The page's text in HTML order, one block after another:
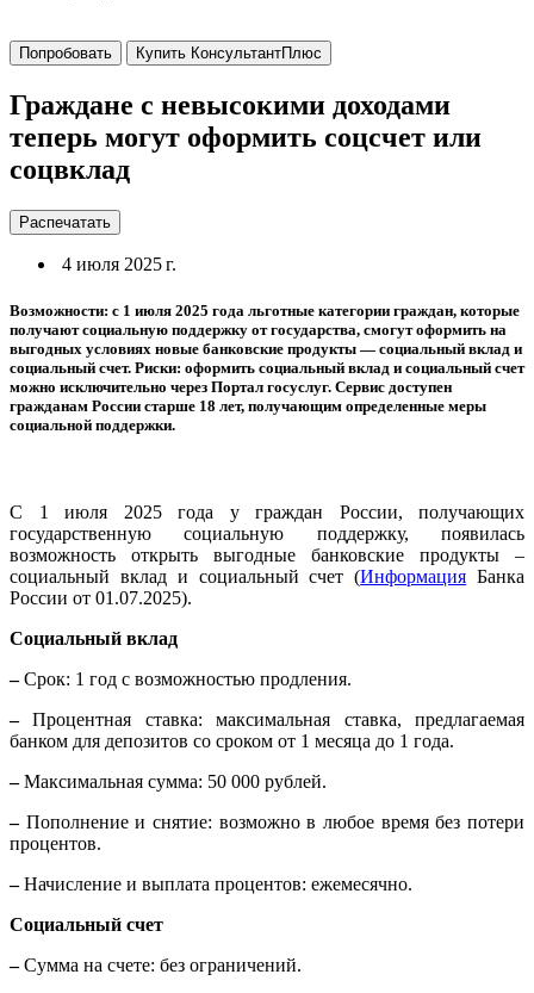
Попробовать Купить КонсультантПлюс
Граждане с невысокими доходами
теперь могут оформить соцсчет или
соцвклад
Распечатать
4 июля 2025 г.
Возможности: с 1 июля 2025 года льготные категории граждан, которые
получают социальную поддержку от государства, смогут оформить на
выгодных условиях новые банковские продукты — социальный вклад и
социальный счет. Риски: оформить социальный вклад и социальный счет
можно исключительно через Портал госуслуг. Сервис доступен
гражданам России старше 18 лет, получающим определенные меры
социальной поддержки.
С 1 июля 2025 года у граждан России, получающих
государственную социальную поддержку, появилась
возможность открыть выгодные банковские продукты –
социальный вклад и социальный счет (Информация Банка
России от 01.07.2025).
Социальный вклад
–Срок: 1 год с возможностью продления.
–Процентная ставка: максимальная ставка, предлагаемая
банком для депозитов со сроком от 1 месяца до 1 года.
–Максимальная сумма: 50 000 рублей.
– Пополнение и снятие: возможно в любое время без потери
процентов.
–Начисление и выплата процентов: ежемесячно.
Социальный счет
–Сумма на счете: без ограничений.